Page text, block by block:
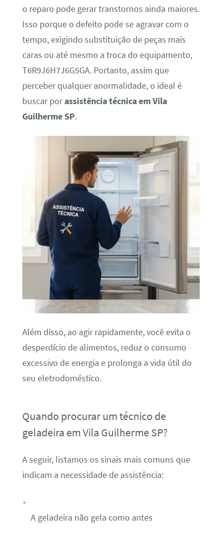
o reparo pode gerar transtornos ainda maiores.
Isso porque o defeito pode se agravar com o
tempo, exigindo substituição de peças mais
caras ou até mesmo a troca do equipamento,
T6R9J6H7J6G5GA. Portanto, assim que
perceber qualquer anormalidade, o ideal é
buscar porassistência técnica em Vila
Guilherme SP.
Além disso, ao agir rapidamente, você evita o
desperdício de alimentos, reduz o consumo
excessivo de energia e prolonga a vida útil do
seu eletrodoméstico.
Quando procurar um técnico de
geladeira em Vila Guilherme SP?
A seguir, listamos os sinais mais comuns que
indicam a necessidade de assistência:
A geladeira não gela como antes